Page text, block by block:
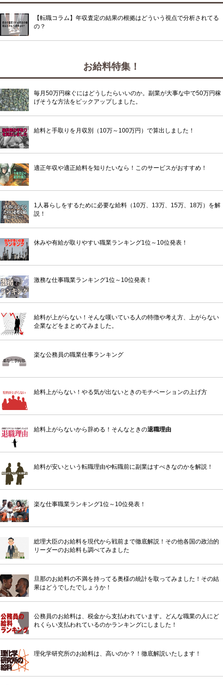
【転職コラム】年収査定の結果の根拠はどういう視点で分析されてる
の？
お給料特集！
毎月50万円稼ぐにはどうしたらいいのか。副業が大事な中で50万円稼
げそうな方法をピックアップしました。
給料と手取りを月収別（10万～100万円）で算出しました！
適正年収や適正給料を知りたいなら！このサービスがおすすめ！
1人暮らしをするために必要な給料（10万、13万、15万、18万）を解
説！
休みや有給が取りやすい職業ランキング1位～10位発表！
激務な仕事職業ランキング1位～10位発表！
給料が上がらない！そんな嘆いている人の特徴や考え方、上がらない
企業などをまとめてみました。
楽な公務員の職業仕事ランキング
給料上がらない！やる気が出ないときのモチベーションの上げ方
給料上がらないから辞める！そんなときの退職理由
給料が安いという転職理由や転職前に副業はすべきなのかを解説！
楽な仕事職業ランキング1位～10位発表！
総理大臣のお給料を現代から戦前まで徹底解説！その他各国の政治的
リーダーのお給料も調べてみました
旦那のお給料の不満を持ってる奥様の統計を取ってみました！その結
果はどうでしたでしょうか！
公務員のお給料は、税金から支払われています。どんな職業の人にど
れくらい支払われているのかランキングにしました！
理化学研究所のお給料は、高いのか？！徹底解説いたします！